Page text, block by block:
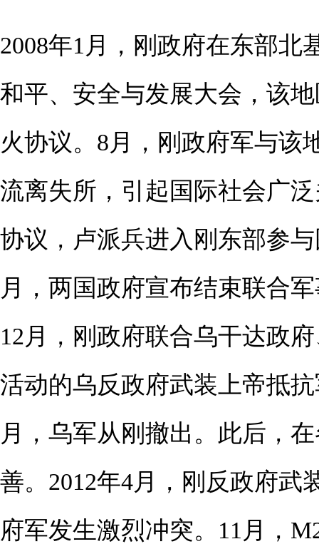
2008年1月，刚政府在东部北
和平、安全与发展大会，该
火协议。8月，刚政府军与该
流离失所，引起国际社会广
协议，卢派兵进入刚东部参
月，两国政府宣布结束联合
12月，刚政府联合乌干达政
活动的乌反政府武装上帝抵
月，乌军从刚撤出。此后，
善。2012年4月，刚反政府武
府军发生激烈冲突。11月，